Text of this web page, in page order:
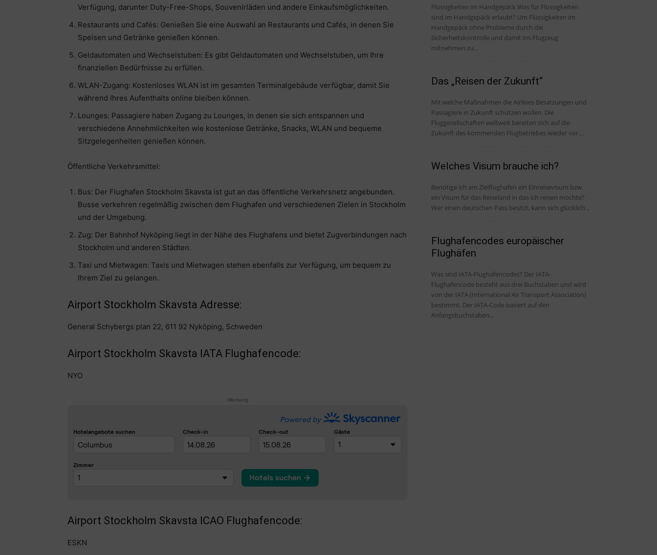
Verfügung, darunter Duty-Free-Shops, Souvenirläden und andere Einkaufsmöglichkeiten.
Restaurants und Cafés: Genießen Sie eine Auswahl an Restaurants und Cafés, in denen Sie
Speisen und Getränke genießen können.
Geldautomaten und Wechselstuben: Es gibt Geldautomaten und Wechselstuben, um Ihre
finanziellen Bedürfnisse zu erfüllen.
WLAN-Zugang: Kostenloses WLAN ist im gesamten Terminalgebäude verfügbar, damit Sie
während Ihres Aufenthalts online bleiben können.
Lounges: Passagiere haben Zugang zu Lounges, in denen sie sich entspannen und
verschiedene Annehmlichkeiten wie kostenlose Getränke, Snacks, WLAN und bequeme
Sitzgelegenheiten genießen können.
Öffentliche Verkehrsmittel:
Bus: Der Flughafen Stockholm Skavsta ist gut an das öffentliche Verkehrsnetz angebunden.
Busse verkehren regelmäßig zwischen dem Flughafen und verschiedenen Zielen in Stockholm
und der Umgebung.
Zug: Der Bahnhof Nyköping liegt in der Nähe des Flughafens und bietet Zugverbindungen nach
Stockholm und anderen Städten.
Taxi und Mietwagen: Taxis und Mietwagen stehen ebenfalls zur Verfügung, um bequem zu
Ihrem Ziel zu gelangen.
Airport Stockholm Skavsta Adresse:
General Schybergs plan 22, 611 92 Nyköping, Schweden
Airport Stockholm Skavsta IATA Flughafencode:
NYO
Werbung
Airport Stockholm Skavsta ICAO Flughafencode:
ESKN
Flüssigkeiten im Handgepäck Was für Flüssigkeiten
sind im Handgepäck erlaubt? Um Flüssigkeiten im
Handgepäck ohne Probleme durch die
Sicherheitskontrolle und damit ins Flugzeug
mitnehmen zu...
Das „Reisen der Zukunft“
Mit welche Maßnahmen die Airlines Besatzungen und
Passagiere in Zukunft schützen wollen. Die
Fluggesellschaften weltweit bereiten sich auf die
Zukunft des kommenden Flugbetriebes wieder vor....
Welches Visum brauche ich?
Benötige ich am Zielflughafen ein Einreisevisum bzw.
ein Visum für das Reiseland in das ich reisen möchte?
Wer einen deutschen Pass besitzt, kann sich glücklich...
Flughafencodes europäischer
Flughäfen
Was sind IATA-Flughafencodes? Der IATA-
Flughafencode besteht aus drei Buchstaben und wird
von der IATA (International Air Transport Association)
bestimmt. Der IATA-Code basiert auf den
Anfangsbuchstaben...